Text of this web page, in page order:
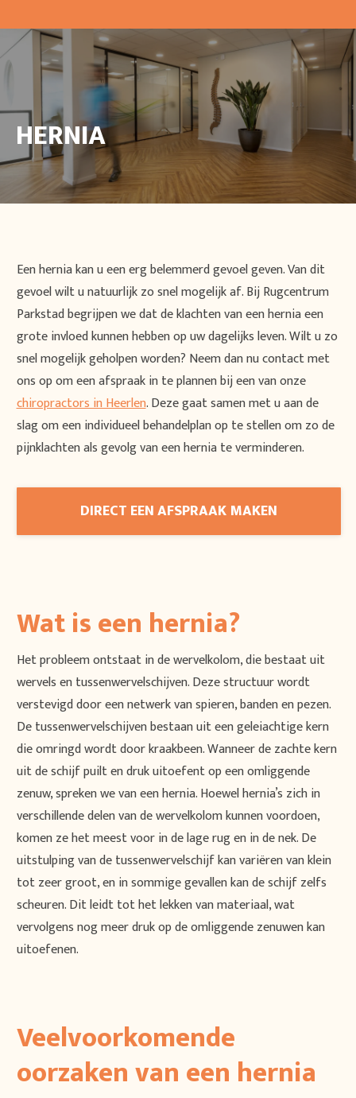
HERNIA
Een hernia kan u een erg belemmerd gevoel geven. Van dit
gevoel wilt u natuurlijk zo snel mogelijk af. Bij Rugcentrum
Parkstad begrijpen we dat de klachten van een hernia een
grote invloed kunnen hebben op uw dagelijks leven. Wilt u zo
snel mogelijk geholpen worden? Neem dan nu contact met
ons op om een afspraak in te plannen bij een van onze
chiropractors in Heerlen. Deze gaat samen met u aan de
slag om een individueel behandelplan op te stellen om zo de
pijnklachten als gevolg van een hernia te verminderen.
DIRECT EEN AFSPRAAK MAKEN
Wat is een hernia?
Het probleem ontstaat in de wervelkolom, die bestaat uit
wervels en tussenwervelschijven. Deze structuur wordt
verstevigd door een netwerk van spieren, banden en pezen.
De tussenwervelschijven bestaan uit een geleiachtige kern
die omringd wordt door kraakbeen. Wanneer de zachte kern
uit de schijf puilt en druk uitoefent op een omliggende
zenuw, spreken we van een hernia. Hoewel hernia’s zich in
verschillende delen van de wervelkolom kunnen voordoen,
komen ze het meest voor in de lage rug en in de nek. De
uitstulping van de tussenwervelschijf kan variëren van klein
tot zeer groot, en in sommige gevallen kan de schijf zelfs
scheuren. Dit leidt tot het lekken van materiaal, wat
vervolgens nog meer druk op de omliggende zenuwen kan
uitoefenen.
Veelvoorkomende
oorzaken van een hernia